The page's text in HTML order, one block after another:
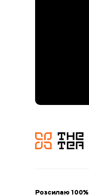
логотип
Розсилаю 100%